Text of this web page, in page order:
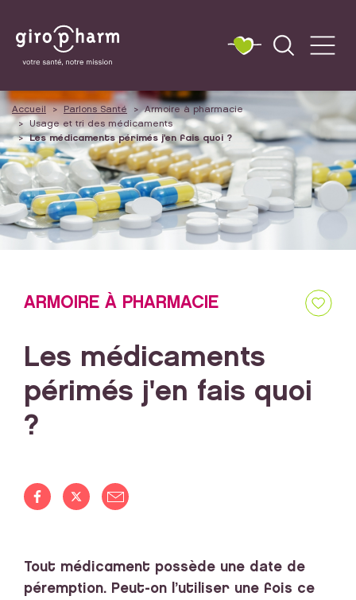
Accueil Parlons Santé
Armoire à pharmacie
Usage et tri des médicaments
Les médicaments périmés j'en fais quoi ?
ARMOIRE À PHARMACIE
Les médicaments
périmés j'en fais quoi
?
Tout médicament possède une date de
péremption. Peut-on l’utiliser une fois ce